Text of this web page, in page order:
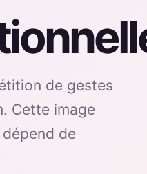
de gestes
Cette image
de